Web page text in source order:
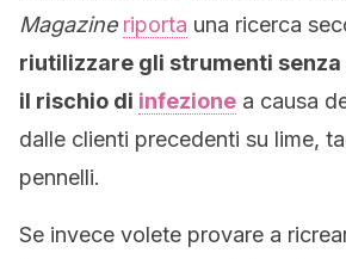
Magazine riporta una ricerca
riutilizzare gli strumenti
il rischio di infezione a causa
dalle clienti precedenti su lime,
pennelli.
Se invece volete provare a